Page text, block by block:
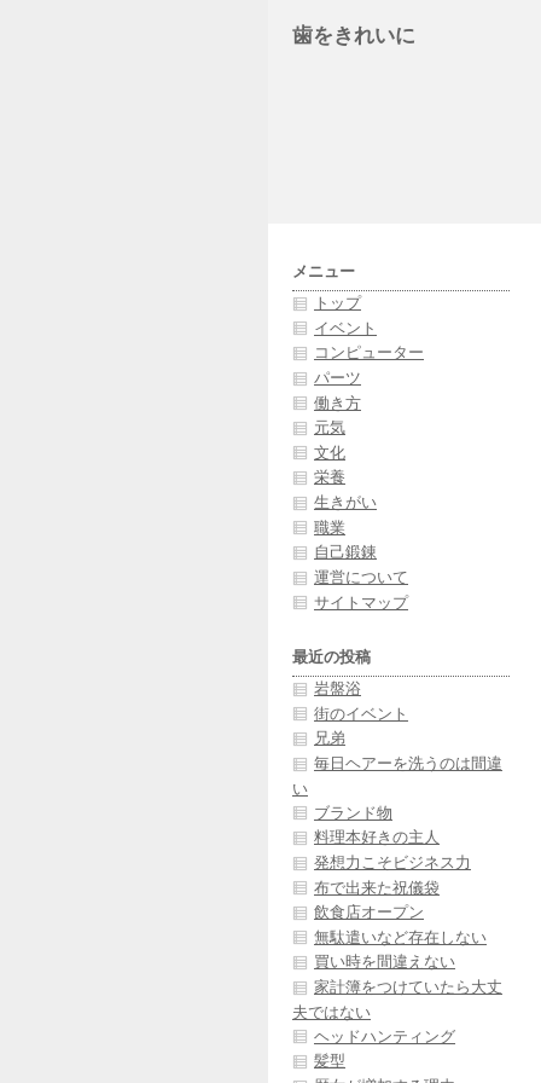
歯をきれいに
メニュー
トップ
イベント
コンピューター
パーツ
働き方
元気
文化
栄養
生きがい
職業
自己鍛錬
運営について
サイトマップ
最近の投稿
岩盤浴
街のイベント
兄弟
毎日ヘアーを洗うのは間違
い
ブランド物
料理本好きの主人
発想力こそビジネス力
布で出来た祝儀袋
飲食店オープン
無駄遣いなど存在しない
買い時を間違えない
家計簿をつけていたら大丈
夫ではない
ヘッドハンティング
髪型